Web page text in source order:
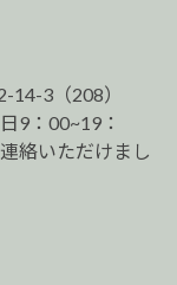
14-3（208）
9：00~19：
絡いただけまし